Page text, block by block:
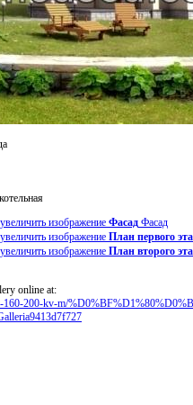
Фасад Фасад
План первого
План второго
online at:
160-200-kv-m/